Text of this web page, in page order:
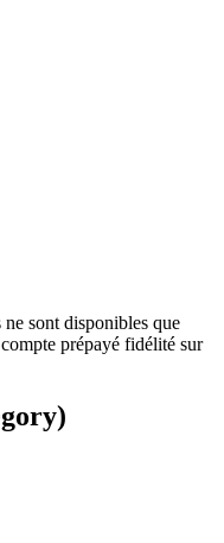
ne sont disponibles que
prépayé fidélité sur